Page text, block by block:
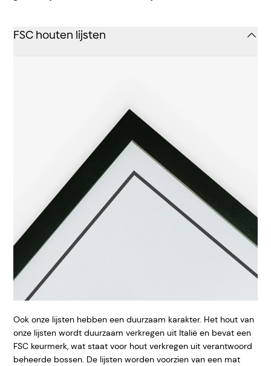
FSC houten lijsten
Ook onze lijsten hebben een duurzaam karakter. Het hout van
onze lijsten wordt duurzaam verkregen uit Italië en bevat een
FSC keurmerk, wat staat voor hout verkregen uit verantwoord
beheerde bossen. De lijsten worden voorzien van een mat